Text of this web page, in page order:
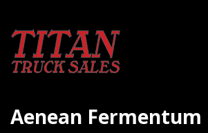
Aenean Fermentum